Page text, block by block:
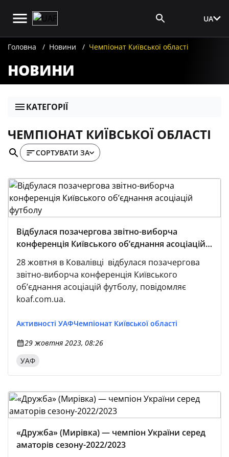
UA
Головна Новини Чемпіонат Київської області
НОВИНИ
КАТЕГОРІЇ
ЧЕМПІОНАТ КИЇВСЬКОЇ ОБЛАСТІ
СОРТУВАТИ ЗА
Відбулася позачергова звітно-виборча
конференція Київського об’єднання асоціацій
28 жовтня в Ковалівці відбулася позачергова
звітно-виборча конференція Київського
об’єднання асоціацій футболу, повідомляє
koaf.com.ua.
Активності УАФЧемпіонат Київської області
29 жовтня 2023, 08:26
УАФ
«Дружба» (Мирівка) — чемпіон України серед
аматорів сезону-2022/2023